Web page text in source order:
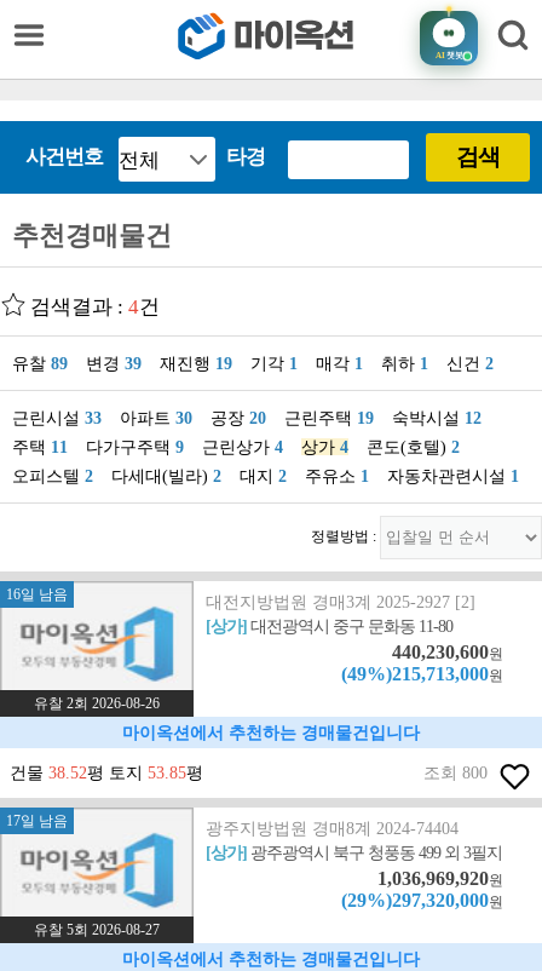
AI챗봇
사건번호 타경 검색
추천경매물건
검색결과 : 4건
유찰 89 변경 39 재진행 19 기각 1 매각 1 취하 1 신건 2
근린시설 33 아파트 30 공장 20 근린주택 19 숙박시설 12
주택 11 다가구주택 9 근린상가 4 상가 4 콘도(호텔) 2
오피스텔 2 다세대(빌라) 2 대지 2 주유소 1 자동차관련시설 1
정렬방법 :
16일 남음
유찰 2회 2026-08-26
대전지방법원 경매3계 2025-2927 [2]
[상가]대전광역시 중구 문화동 11-80
440,230,600원
(49%)215,713,000원
마이옥션에서 추천하는 경매물건입니다
건물 38.52평 토지 53.85평 조회 800
17일 남음
유찰 5회 2026-08-27
광주지방법원 경매8계 2024-74404
[상가] 광주광역시 북구 청풍동 499 외 3필지
1,036,969,920원
(29%)297,320,000원
마이옥션에서 추천하는 경매물건입니다